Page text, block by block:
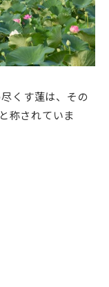
くす蓮は、その
と称されていま